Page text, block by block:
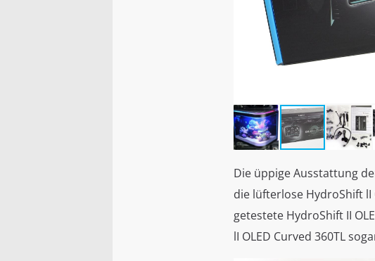
Die üppige Ausstattung
die lüfterlose HydroShift lI
getestete HydroShift II
lI OLED Curved 360TL